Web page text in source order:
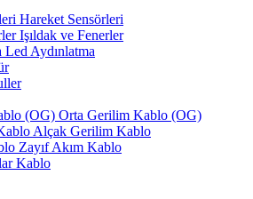
Hareket Sensörleri
Işıldak ve Fenerler
Led Aydınlatma
Orta Gerilim Kablo (OG)
Alçak Gerilim Kablo
Zayıf Akım Kablo
Kablo